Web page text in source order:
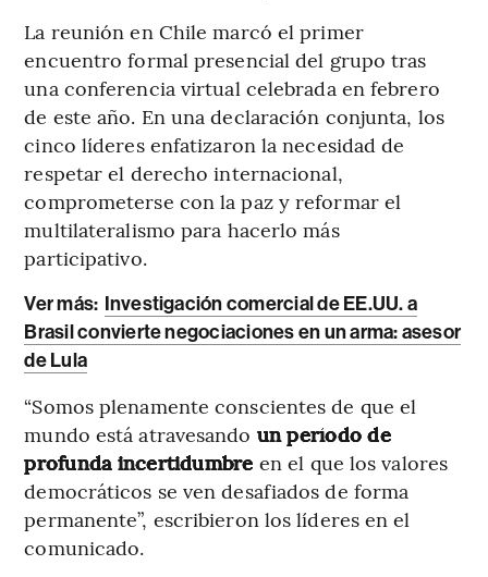
La reunión en Chile marcó el primer
encuentro formal presencial del grupo tras
una conferencia virtual celebrada en febrero
de este año. En una declaración conjunta, los
cinco líderes enfatizaron la necesidad de
respetar el derecho internacional,
comprometerse con la paz y reformar el
multilateralismo para hacerlo más
participativo.
Ver más: Investigación comercial de EE.UU. a
Brasil convierte negociaciones en un arma: asesor
de Lula
“Somos plenamente conscientes de que el
mundo está atravesando un período de
profunda incertidumbre en el que los valores
democráticos se ven desafiados de forma
permanente”, escribieron los líderes en el
comunicado.